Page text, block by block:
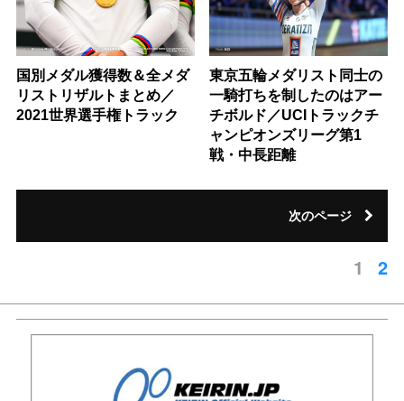
国別メダル獲得数＆全メダ
リストリザルトまとめ／
2021世界選手権トラック
東京五輪メダリスト同士の
一騎打ちを制したのはアー
チボルド／UCIトラックチ
ャンピオンズリーグ第1
戦・中長距離
次のページ
1 2